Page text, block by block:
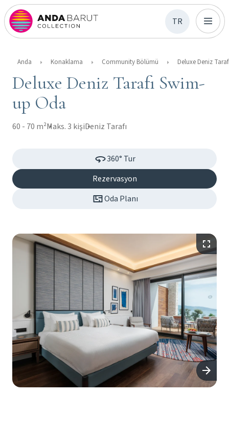
TR
Anda Konaklama Community Bölümü
Deluxe Deniz Tarafı Swim-
up Oda
60 - 70 m²Maks. 3 kişiDeniz Tarafı
360° Tur
Rezervasyon
Oda Planı